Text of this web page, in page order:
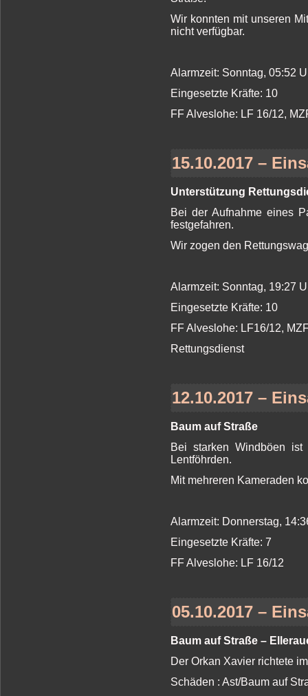
Wir konnten mit unseren
nicht verfügbar.
Alarmzeit: Sonntag, 05:52
Eingesetzte Kräfte: 10
FF Alveslohe: LF 16/12,
15.10.2017 –
Unterstützung
Bei der Aufnahme eines
festgefahren.
Wir zogen den
Alarmzeit: Sonntag, 19:27
Eingesetzte Kräfte: 10
FF Alveslohe: LF16/12,
Rettungsdienst
12.10.2017 –
Baum auf Straße
Bei starken Windböen
Lentföhrden.
Mit mehreren Kameraden
Alarmzeit: Donnerstag,
Eingesetzte Kräfte: 7
FF Alveslohe: LF 16/12
05.10.2017 –
Baum auf Straße –
Der Orkan Xavier richtete
Schäden : Ast/Baum auf